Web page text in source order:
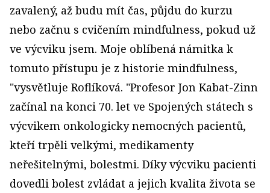
zavalený, až budu mít čas, půjdu do kurzu
nebo začnu s cvičením mindfulness, pokud už
ve výcviku jsem. Moje oblíbená námitka k
tomuto přístupu je z historie mindfulness,
"vysvětluje Roflíková. "Profesor Jon Kabat-Zinn
začínal na konci 70. let ve Spojených státech s
výcvikem onkologicky nemocných pacientů,
kteří trpěli velkými, medikamenty
neřešitelnými, bolestmi. Díky výcviku pacienti
dovedli bolest zvládat a jejich kvalita života se